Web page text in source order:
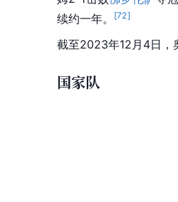
续约一年。
[72]
截至2023年12月4日，
国家队